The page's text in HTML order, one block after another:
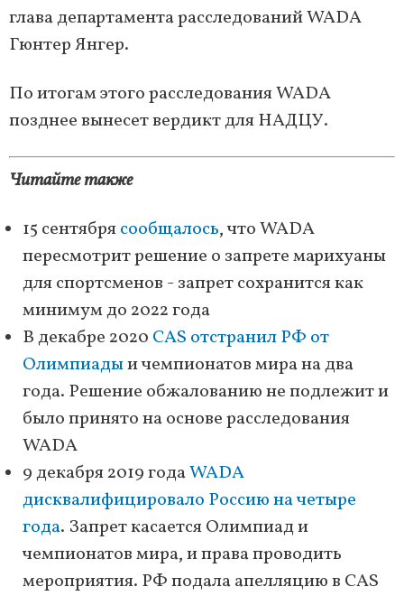
глава департамента расследований WADA
Гюнтер Янгер.
По итогам этого расследования WADA
позднее вынесет вердикт для НАДЦУ.
Читайте также
15 сентябрясообщалось, что WADA
пересмотрит решение о запрете марихуаны
для спортсменов - запрет сохранится как
минимум до 2022 года
В декабре 2020 CAS отстранил РФ от
Олимпиадыи чемпионатов мира на два
года. Решение обжалованию не подлежит и
было принято на основе расследования
WADA
9 декабря 2019 годаWADA
дисквалифицировало Россию на четыре
года. Запрет касается Олимпиад и
чемпионатов мира, и права проводить
мероприятия. РФ подала апелляцию в CAS